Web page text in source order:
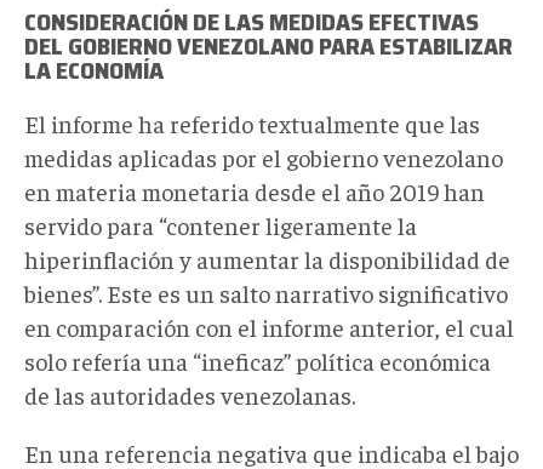
CONSIDERACIÓN DE LAS MEDIDAS EFECTIVAS
DEL GOBIERNO VENEZOLANO PARA ESTABILIZAR
LA ECONOMÍA
El informe ha referido textualmente que las
medidas aplicadas por el gobierno venezolano
en materia monetaria desde el año 2019 han
servido para “contener ligeramente la
hiperinflación y aumentar la disponibilidad de
bienes”. Este es un salto narrativo significativo
en comparación con el informe anterior, el cual
solo refería una “ineficaz” política económica
de las autoridades venezolanas.
En una referencia negativa que indicaba el bajo